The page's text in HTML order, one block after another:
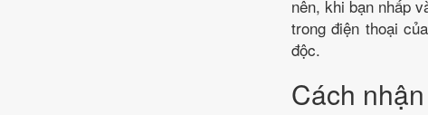
nên, khi bạn nhấp
trong điện thoại
độc.
Cách